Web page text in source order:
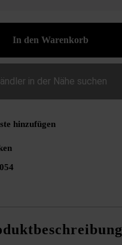
In den Warenkorb
in der Nähe suchen
hinzufügen